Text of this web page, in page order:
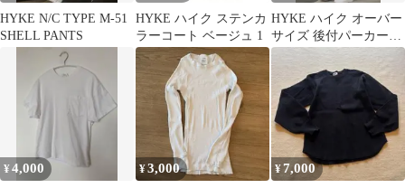
HYKE N/C TYPE M-51
SHELL PANTS
HYKE ハイク ステンカ
ラーコート ベージュ 1
HYKE ハイク オーバー
サイズ 後付パーカー
サイズ2
¥4,000 ¥3,000 ¥ 7,000